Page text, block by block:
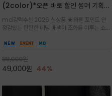
(2color)*오픈 바로 할인 썸머 기획
말 모임룩, 여행룩까지 ~
md강력추천 2026 신상품 ★와펜 포인트 안
정감있는 탄탄한 데님 배색이 조화를 이루는 쇼
클래식한 네이비·아이보리 스트라이프와 산뜻한
88,000원
49,000원 44%